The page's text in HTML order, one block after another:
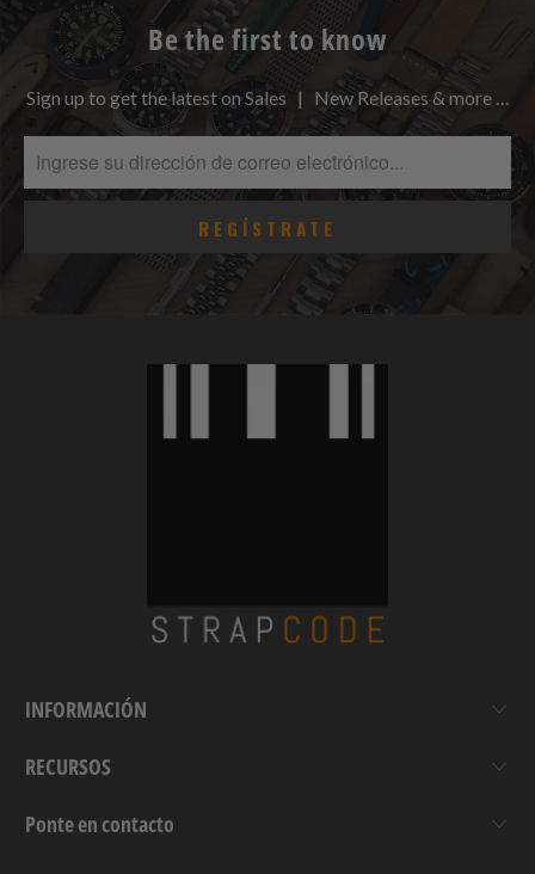
Be the first to know
Sign up to get the latest on Sales | New Releases & more …
INFORMACIÓN
RECURSOS
Ponte en contacto